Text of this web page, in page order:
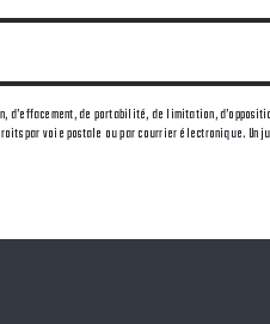
d’effacement, de portabilité, de limitation,
par voie postale ou par courrier électronique.